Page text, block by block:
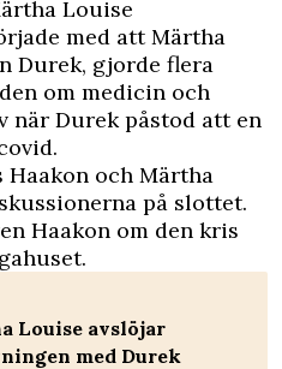
Louise
med att Märtha
Durek, gjorde flera
om medicin och
när Durek påstod att en
och Märtha
på slottet.
Haakon om den kris
Louise avslöjar
med Durek